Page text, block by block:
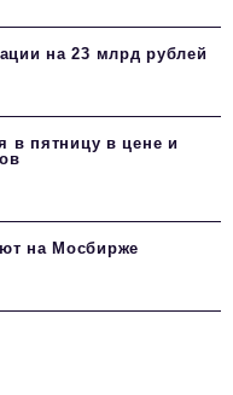
на 23 млрд рублей
в пятницу в цене и
на Мосбирже